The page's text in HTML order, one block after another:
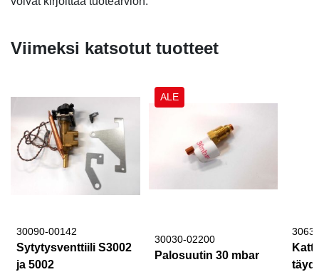
Viimeksi katsotut tuotteet
30090-00142
Sytytysventtiili S3002
ja 5002
ALE
30030-02200
Palosuutin 30 mbar